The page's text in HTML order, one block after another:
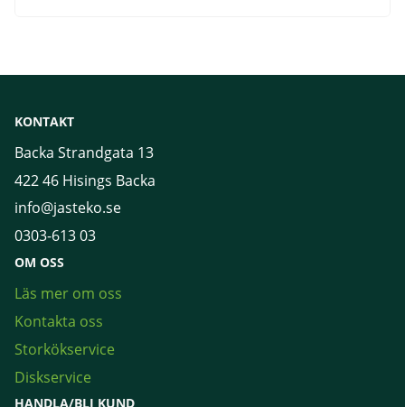
KONTAKT
Backa Strandgata 13
422 46 Hisings Backa
info@jasteko.se
0303-613 03
OM OSS
Läs mer om oss
Kontakta oss
Storkökservice
Diskservice
HANDLA/BLI KUND